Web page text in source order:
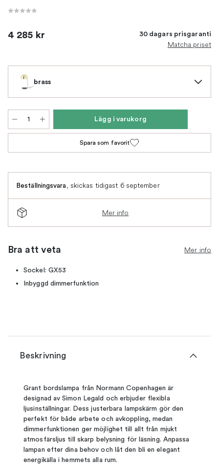
4 285 kr 30 dagars prisgaranti
Matcha priset
brass
Lägg i varukorg
Spara som favorit
Beställningsvara, skickas tidigast 6 september
Mer info
Bra att veta Mer info
Sockel: GX53
Inbyggd dimmerfunktion
Beskrivning
Grant bordslampa från Normann Copenhagen är
designad av Simon Legald och erbjuder flexibla
ljusinställningar. Dess justerbara lampskärm gör den
perfekt för både arbete och avkoppling, medan
dimmerfunktionen ger möjlighet till allt från mjukt
atmosfärsljus till skarp belysning för läsning. Anpassa
lampan efter dina behov och låt den bli en elegant
energikälla i hemmets alla rum.